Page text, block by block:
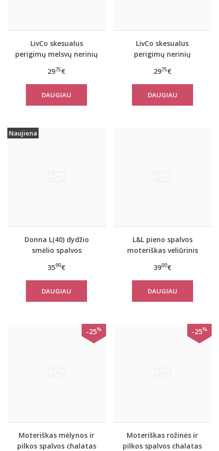
LivCo skesualus
perigimų melsvų nerinių
2975€
DAUGIAU
LivCo skesualus
perigimų nerinių
2975€
DAUGIAU
Naujiena
Donna L(40) dydžio
smėlio spalvos
moteriškas chalatas
Paris
3590€
DAUGIAU
L&L pieno spalvos
moteriškas veliūrinis
3900€
DAUGIAU
-25%
Moteriškas mėlynos ir
pilkos spalvos chalatas
-25%
Moteriškas rožinės ir
pilkos spalvos chalatas